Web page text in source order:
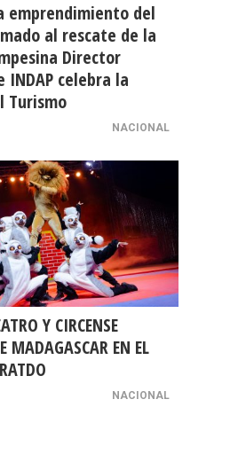
emprendimiento del
al rescate de la
Director
INDAP celebra la
Turismo
NACIONAL
Y CIRCENSE
MADAGASCAR EN EL
NACIONAL